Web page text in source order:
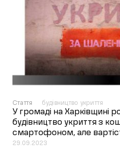
Стаття будівництво укриття
У громаді на Харківщині
будівництво укриття з
смартофоном, але
29.09.2023